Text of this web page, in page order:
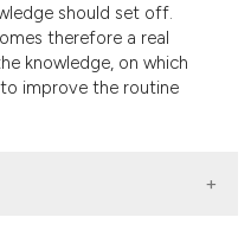
should set off.
therefore a real
knowledge, on which
improve the routine